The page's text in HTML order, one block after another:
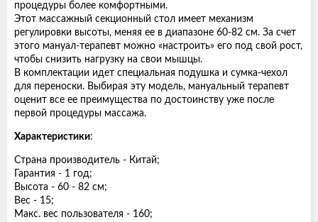
процедуры более комфортными.
Этот массажный секционный стол имеет механизм
регулировки высоты, меняя ее в диапазоне 60-82 см. За счет
этого мануал-терапевт можно «настроить» его под свой рост,
чтобы снизить нагрузку на свои мышцы.
В комплектации идет специальная подушка и сумка-чехол
для переноски. Выбирая эту модель, мануальный терапевт
оценит все ее преимущества по достоинству уже после
первой процедуры массажа.
Характеристики:
Страна производитель - Китай;
Гарантия - 1 год;
Высота - 60 - 82 см;
Вес - 15;
Макс. вес пользователя - 160;